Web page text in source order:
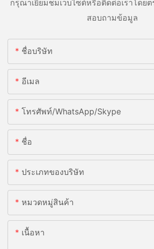
กรุณาเยี่ยมชมเว็บไซต์หรือติดต่อเราโดย
สอบถามข้อมูล
ชื่อบริษัท
อีเมล
โทรศัพท์/WhatsApp/Skype
ชื่อ
ประเภทของบริษัท
หมวดหมู่สินค้า
เนื้อหา